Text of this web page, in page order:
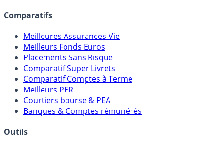
Comparatifs
Meilleures Assurances-Vie
Meilleurs Fonds Euros
Placements Sans Risque
Comparatif Super Livrets
Comparatif Comptes à Terme
Meilleurs PER
Courtiers bourse & PEA
Banques & Comptes rémunérés
Outils